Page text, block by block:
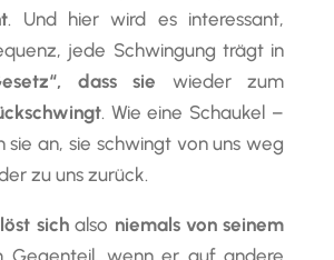
. Und hier wird es interessant,
jede Schwingung trägt in
dass sie wieder zum
. Wie eine Schaukel –
sie an, sie schwingt von uns weg
zu uns zurück.
sichalso niemals von seinem
Gegenteil, wenn er auf andere